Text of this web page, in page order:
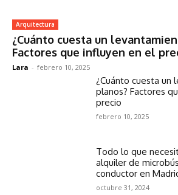
Arquitectura
¿Cuánto cuesta un
Factores que influyen en el
Lara - febrero 10, 2025
¿Cuánto cuesta un
planos? Factores
precio
febrero 10, 2025
Todo lo que
alquiler de
conductor en
octubre 31, 2024